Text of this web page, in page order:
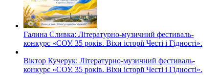
Галина Сливка: Літературно-музичний фестиваль-
конкурс «СОУ. 35 років. Віхи історії Честі і Гідності».
Віктор Кучерук: Літературно-музичний фестиваль-
конкурс «СОУ. 35 років. Віхи історії Честі і Гідності».